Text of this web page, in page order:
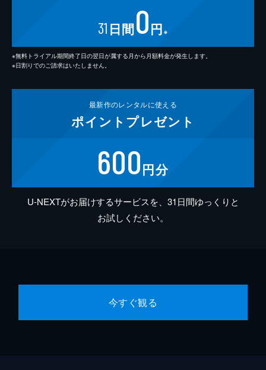
31 日間0円 ※
※無料トライアル期間終了日の翌日が属する月から月額料金が発生します。
※日割りでのご請求はいたしません。
最新作のレンタルに使える
ポイント プレゼント
600円分
U-NEXTがお届けするサービスを、31日間ゆっくりと
お試しください。
今すぐ観る